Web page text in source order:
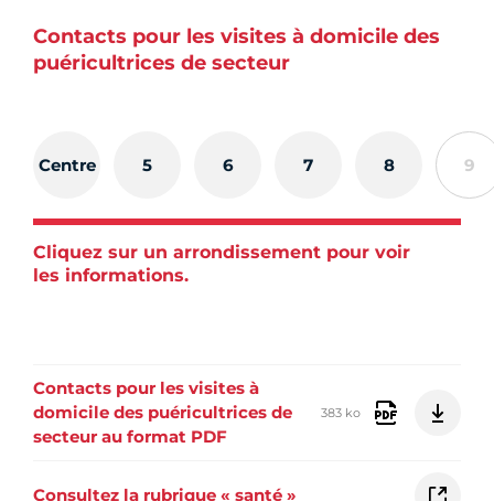
Contacts pour les visites à domicile des
puéricultrices de secteur
Centre 5 6 7 8 9
Cliquez sur un arrondissement pour voir
les informations.
Contacts pour les visites à
domicile des puéricultrices de
secteur au format PDF
383 ko
Consultez la rubrique « santé »